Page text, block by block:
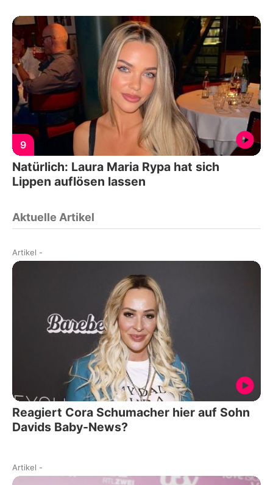
9
Natürlich: Laura Maria Rypa hat sich
Lippen auflösen lassen
Aktuelle Artikel
Artikel -
Reagiert Cora Schumacher hier auf Sohn
Davids Baby-News?
Artikel -